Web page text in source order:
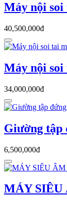
Máy nội
40,500,000đ
Máy nội soi
34,000,000đ
Giường tập
6,500,000đ
MÁY SIÊU